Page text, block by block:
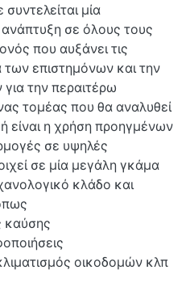
μία
σε όλους τους
που αυξάνει τις
των επιστημόνων και την
την περαιτέρω
τομέας που θα αναλυθεί
είναι η χρήση προηγμένων
σε υψηλές
σε μία μεγάλη γκάμα
κλάδο και
καύσης
οικοδομών κλπ